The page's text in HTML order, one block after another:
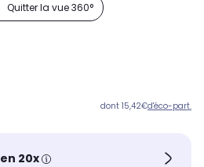
Quitter la vue 360°
dont 15,42€d'éco-part.
en 20x